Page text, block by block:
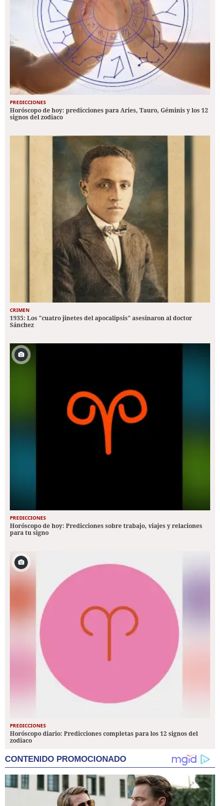
PREDICCIONES
Horóscopo de hoy: predicciones para Aries, Tauro, Géminis y los 12
signos del zodiaco
CRIMEN
1935: Los "cuatro jinetes del apocalipsis" asesinaron al doctor
Sánchez
PREDICCIONES
Horóscopo de hoy: Predicciones sobre trabajo, viajes y relaciones
para tu signo
PREDICCIONES
Horóscopo diario: Predicciones completas para los 12 signos del
zodiaco
CONTENIDO PROMOCIONADO